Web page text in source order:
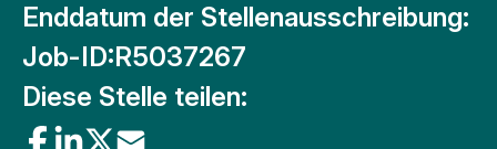
Enddatum der Stellenausschreibung:
Job-ID:R5037267
Diese Stelle teilen: